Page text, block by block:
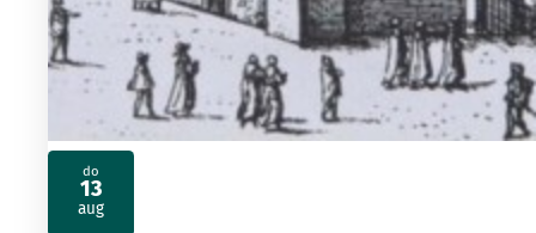
do
13
aug
2026